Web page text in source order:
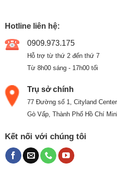
Hotline liên hệ:
0909.973.175
Hỗ trợ từ thứ 2 đến thứ 7
Từ 8h00 sáng - 17h00 tối
Trụ sở chính
77 Đường số 1, Cityland
Gò Vấp, Thành Phố Hồ Chí
Kết nối với chúng tôi